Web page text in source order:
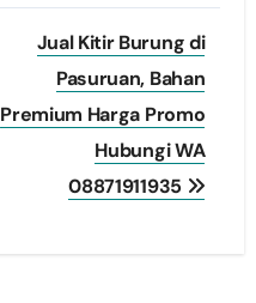
Jual Kitir Burung di
Pasuruan, Bahan
Premium Harga Promo
Hubungi WA
08871911935